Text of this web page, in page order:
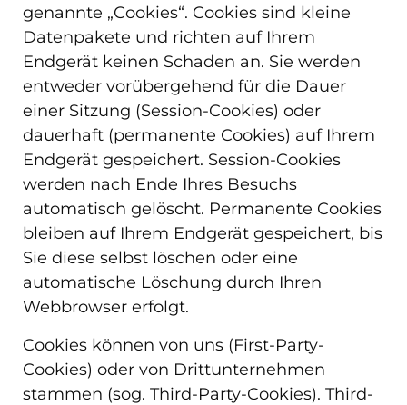
genannte „Cookies“. Cookies sind kleine
Datenpakete und richten auf Ihrem
Endgerät keinen Schaden an. Sie werden
entweder vorübergehend für die Dauer
einer Sitzung (Session-Cookies) oder
dauerhaft (permanente Cookies) auf Ihrem
Endgerät gespeichert. Session-Cookies
werden nach Ende Ihres Besuchs
automatisch gelöscht. Permanente Cookies
bleiben auf Ihrem Endgerät gespeichert, bis
Sie diese selbst löschen oder eine
automatische Löschung durch Ihren
Webbrowser erfolgt.
Cookies können von uns (First-Party-
Cookies) oder von Drittunternehmen
stammen (sog. Third-Party-Cookies). Third-